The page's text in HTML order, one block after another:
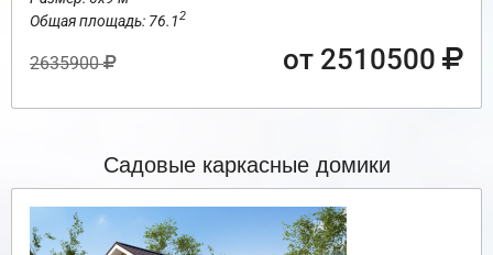
Общая площадь: 76.12
2635900 от 2510500
Садовые каркасные домики